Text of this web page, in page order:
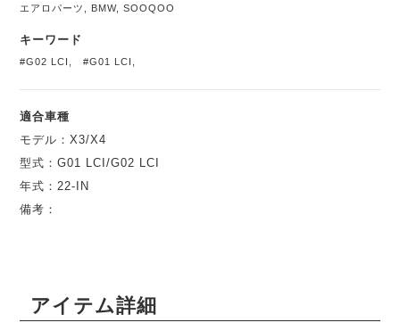
エアロパーツ BMW,SOOQOO
キーワード
#G02 LCI ,#G01 LCI
適合車種
モデル：X3/X4
型式：G01 LCI/G02 LCI
年式：22-IN
備考：
アイテム詳細